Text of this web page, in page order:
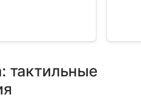
тактильные